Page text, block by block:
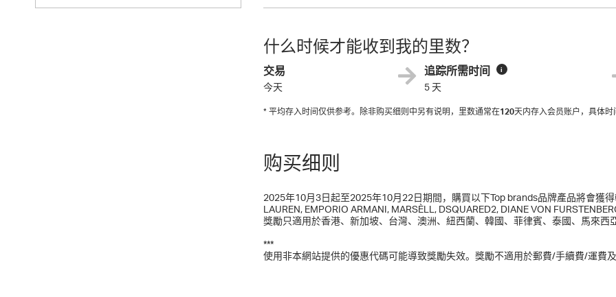
什么时候才能收到我的里数？
交易
今天
追踪所需时间 i
5 天
* 平均存入时间仅供参考。除非购买细则中另有说明，里数通常在120天内存入会员账户，具体时
购买细则
2025年10月3日起至2025年10月22日期間，購買以下Top brands品牌產品將會獲
LAUREN, EMPORIO ARMANI, MARSÈLL, DSQUARED2, DIANE VON
獎勵只適用於香港、新加坡、台灣、澳洲、紐西蘭、韓國、菲律賓、泰國、馬來西
***
使用非本網站提供的優惠代碼可能導致獎勵失效。獎勵不適用於郵費/手續費/運費